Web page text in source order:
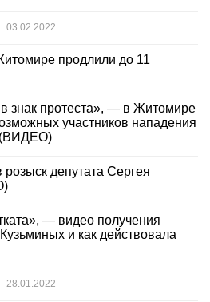
03.02.2022
продлили до 11
знак протеста», — в Житомире
участников нападения
(ВИДЕО)
депутата Сергея
— видео получения
и как действовала
28.01.2022